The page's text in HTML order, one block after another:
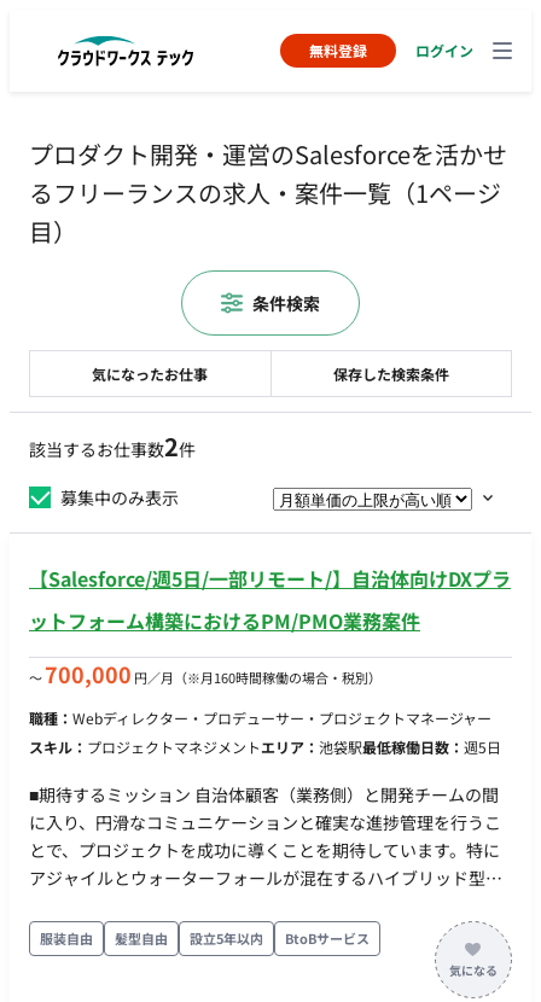
無料登録 ログイン
プロダクト開発・運営のSalesforceを活かせ
るフリーランスの求人・案件一覧（1ページ
目）
該当するお仕事数2件
募集中のみ表示
【Salesforce/週5日/一部リモート/】自治体向けDXプラ
ットフォーム構築におけるPM/PMO業務案件
〜700,000 円／月 （※月160時間稼働の場合・税別）
職種： Webディレクター・プロデューサー・プロジェクトマネージャー
スキル： プロジェクトマネジメントエリア： 池袋駅最低稼働日数： 週5日
■期待するミッション 自治体顧客（業務側）と開発チームの間
に入り、円滑なコミュニケーションと確実な進捗管理を行うこ
とで、プロジェクトを成功に導くことを期待しています。特に
アジャイルとウォーターフォールが混在するハイブリッド型の
務内容・担当工程 ・Salesforce基盤のDXプラットフォーム構築
におけるプロジェクト管理 ・オンライン申請ポータルサイト構
築の推進 ・自治体顧客との折衝、定例会議の進行、課題整理 ・
服装自由 髪型自由 設立5年以内 BtoBサービス
気になったお仕事 保存した検索条件
条件検索